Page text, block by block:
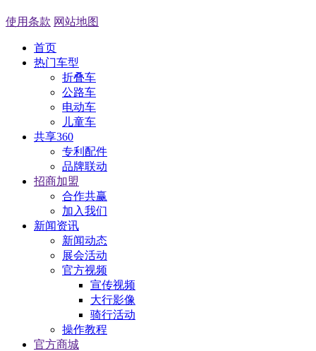
使用条款 网站地图
首页
热门车型
折叠车
公路车
电动车
儿童车
共享360
专利配件
品牌联动
招商加盟
合作共赢
加入我们
新闻资讯
新闻动态
展会活动
官方视频
宣传视频
大行影像
骑行活动
操作教程
官方商城